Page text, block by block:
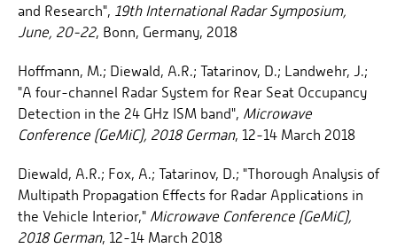
and Research", 19th International Radar Symposium,
June, 20-22, Bonn, Germany, 2018
Hoffmann, M.; Diewald, A.R.; Tatarinov, D.; Landwehr, J.;
"A four-channel Radar System for Rear Seat Occupancy
Detection in the 24 GHz ISM band", Microwave
Conference (GeMiC), 2018 German, 12-14 March 2018
Diewald, A.R.; Fox, A.; Tatarinov, D.; "Thorough Analysis of
Multipath Propagation Effects for Radar Applications in
the Vehicle Interior," Microwave Conference (GeMiC),
2018 German, 12-14 March 2018